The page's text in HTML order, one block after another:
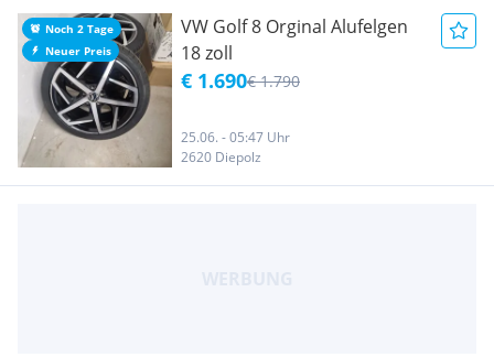
Noch 2 Tage
Neuer Preis
VW Golf 8 Orginal Alufelgen
18 zoll
€ 1.690€ 1.790
25.06. - 05:47 Uhr
2620 Diepolz